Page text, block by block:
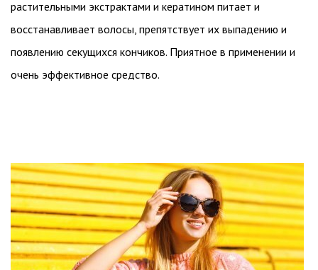
растительными экстрактами и кератином питает и
восстанавливает волосы, препятствует их выпадению и
появлению секущихся кончиков. Приятное в применении и
очень эффективное средство.